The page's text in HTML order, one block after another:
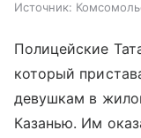
Источник:
Полицейские
который
девушкам в
Казанью. Им